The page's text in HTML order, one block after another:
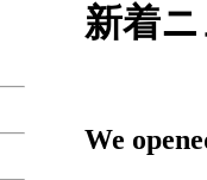
新着
We